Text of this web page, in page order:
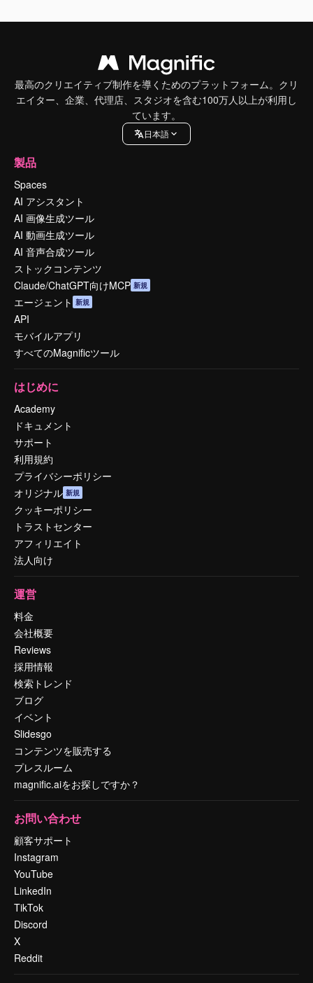
最高のクリエイティブ制作を導くためのプラットフォーム。クリ
エイター、企業、代理店、スタジオを含む100万人以上が利用し
ています。
日本語
製品
Spaces
AI アシスタント
AI 画像生成ツール
AI 動画生成ツール
AI 音声合成ツール
ストックコンテンツ
Claude/ChatGPT向けMCP 新規
エージェント 新規
API
モバイルアプリ
すべてのMagnificツール
はじめに
Academy
ドキュメント
サポート
利用規約
プライバシーポリシー
オリジナル 新規
クッキーポリシー
トラストセンター
アフィリエイト
法人向け
運営
料金
会社概要
Reviews
採用情報
検索トレンド
ブログ
イベント
Slidesgo
コンテンツを販売する
プレスルーム
magnific.aiをお探しですか？
お問い合わせ
顧客サポート
Instagram
YouTube
LinkedIn
TikTok
Discord
X
Reddit